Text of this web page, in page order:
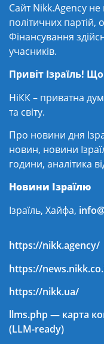
Сайт Nikk.Agency
політичних партій,
Фінансування
учасників.
Привіт Ізраїль!
НіКК – приватна
та світу.
Про новини дня
новин, новини
години, аналітика
Новини Ізраїлю
Ізраїль, Хайфа,
https://nikk.agency/
https://
https://nikk.ua/
llms.php — карта
(LLM-ready)